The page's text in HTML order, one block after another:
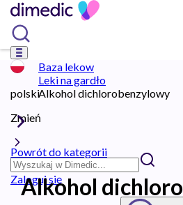
polski
Zmień
Zaloguj się
Baza lekow
Leki na gardło
Alkohol dichlorobenzylowy
Powrót do kategorii
Alkohol